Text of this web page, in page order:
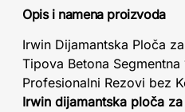
Opis i namena proizvoda
Irwin Dijamantska Ploča
Tipova Betona
Profesionalni Rezovi bez
Irwin dijamantska ploča